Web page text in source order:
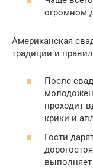
огромном
Американская
традиции и
После
проходит
крики и
Гости